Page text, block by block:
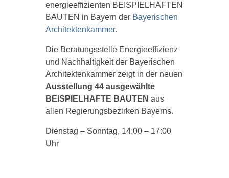
energieeffizienten BEISPIELHAFTEN
BAUTEN in Bayern der Bayerischen
Architektenkammer.
Die Beratungsstelle Energieeffizienz
und Nachhaltigkeit der Bayerischen
Architektenkammer zeigt in der neuen
Ausstellung 44 ausgewählte
BEISPIELHAFTE BAUTEN aus
allen Regierungsbezirken Bayerns.
Dienstag – Sonntag, 14:00 – 17:00
Uhr